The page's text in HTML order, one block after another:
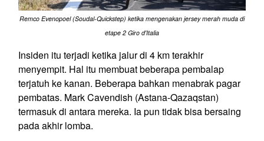
Remco Evenopoel (Soudal-Quickstep) ketika mengenakan jersey merah muda di
etape 2 Giro d'Italia
Insiden itu terjadi ketika jalur di 4 km terakhir
menyempit. Hal itu membuat beberapa pembalap
terjatuh ke kanan. Beberapa bahkan menabrak pagar
pembatas. Mark Cavendish (Astana-Qazaqstan)
termasuk di antara mereka. Ia pun tidak bisa bersaing
pada akhir lomba.